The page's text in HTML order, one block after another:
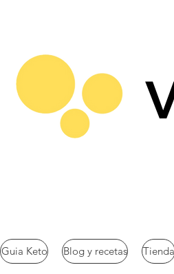
Guia Keto Blog y recetas Tienda